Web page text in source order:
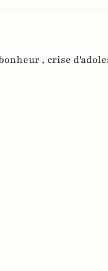
, crise